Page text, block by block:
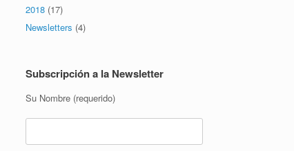
2018 (17)
Newsletters (4)
Subscripción a la Newsletter
Su Nombre (requerido)